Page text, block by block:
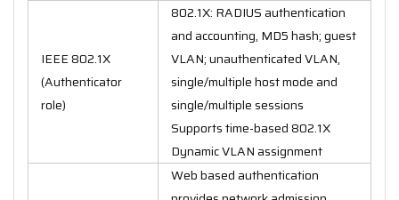
IEEE 802.1X
(Authenticator
role)
802.1X: RADIUS authentication
and accounting, MD5 hash; guest
VLAN; unauthenticated VLAN,
single/multiple host mode and
single/multiple sessions
Supports time-based 802.1X
Dynamic VLAN assignment
Web based authentication